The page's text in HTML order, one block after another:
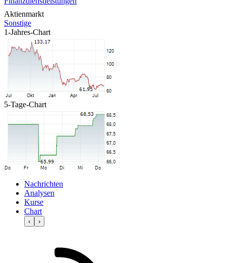
Aktienmarkt
Sonstige
1-Jahres-Chart
5-Tage-Chart
Nachrichten
Analysen
Kurse
Chart
‹ ›